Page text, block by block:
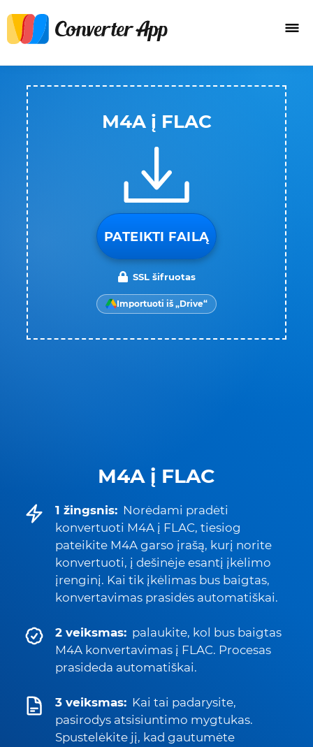
M4A į FLAC
1 žingsnis: Norėdami pradėti
konvertuoti M4A į FLAC, tiesiog
pateikite M4A garso įrašą, kurį norite
konvertuoti, į dešinėje esantį įkėlimo
įrenginį. Kai tik įkėlimas bus baigtas,
konvertavimas prasidės automatiškai.
2 veiksmas: palaukite, kol bus baigtas
M4A konvertavimas į FLAC. Procesas
prasideda automatiškai.
3 veiksmas: Kai tai padarysite,
pasirodys atsisiuntimo mygtukas.
Spustelėkite jį, kad gautumėte
M4A į FLAC
PATEIKTI FAILĄ
SSL šifruotas
Importuoti iš „Drive“